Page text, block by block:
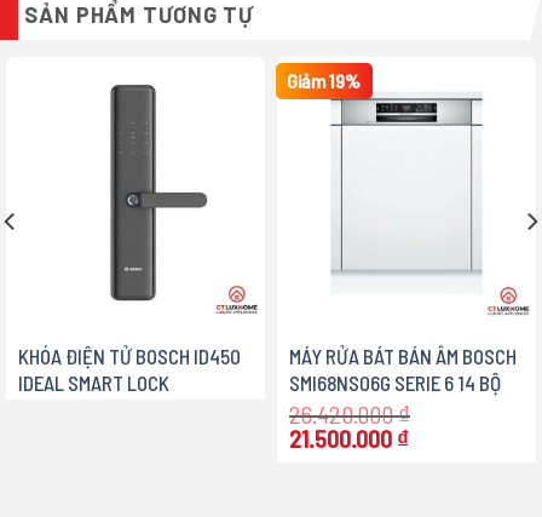
SẢN PHẨM TƯƠNG TỰ
KHÓA ĐIỆN TỬ BOSCH ID450
IDEAL SMART LOCK
Giảm 19%
MÁY RỬA BÁT BÁN ÂM BOSCH
SMI68NS06G SERIE 6 14 BỘ
26.420.000₫
Giá
21.500.000 ₫Giá